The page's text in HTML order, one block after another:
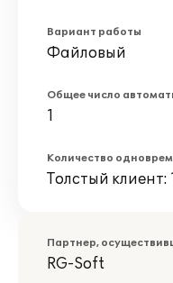
Вариант работы
Файловый
Общее число
1
Количество
Толстый клиент:
Партнер,
RG-Soft